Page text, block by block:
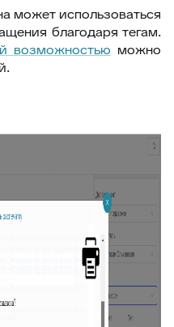
может использоваться
благодаря тегам.
возможностью можно